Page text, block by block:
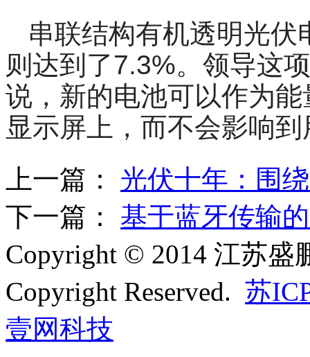
串联结构有机透明光
则达到了7.3%。领导这
说，新的电池可以作为
显示屏上，而不会影响
上一篇： 光伏十年：围
下一篇： 基于蓝牙传输
Copyright © 2014 江苏
Copyright Reserved. 苏
壹网科技